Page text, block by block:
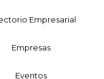
Empresarial
Empresas
Eventos